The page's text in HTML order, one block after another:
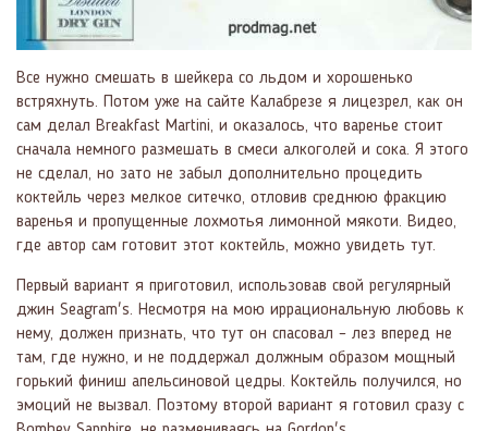
Все нужно смешать в шейкера со льдом и хорошенько
встряхнуть. Потом уже на сайте Калабрезе я лицезрел, как он
сам делал Breakfast Martini, и оказалось, что варенье стоит
сначала немного размешать в смеси алкоголей и сока. Я этого
не сделал, но зато не забыл дополнительно процедить
коктейль через мелкое ситечко, отловив среднюю фракцию
варенья и пропущенные лохмотья лимонной мякоти. Видео,
где автор сам готовит этот коктейль, можно увидеть тут.
Первый вариант я приготовил, использовав свой регулярный
джин Seagram's. Несмотря на мою иррациональную любовь к
нему, должен признать, что тут он спасовал – лез вперед не
там, где нужно, и не поддержал должным образом мощный
горький финиш апельсиновой цедры. Коктейль получился, но
эмоций не вызвал. Поэтому второй вариант я готовил сразу с